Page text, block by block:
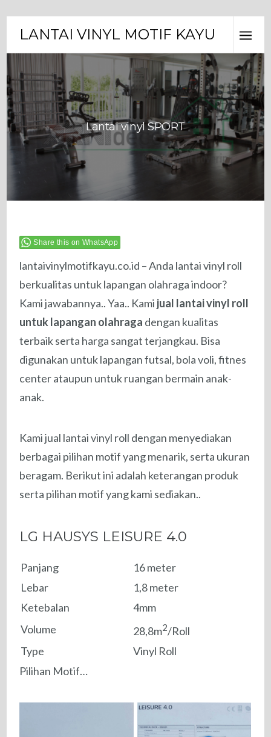
LANTAI VINYL MOTIF KAYU
Lantai vinyl SPORT
Share this on WhatsApp
lantaivinylmotifkayu.co.id – Anda lantai vinyl roll
berkualitas untuk lapangan olahraga indoor?
Kami jawabannya.. Yaa.. Kami jual lantai vinyl roll
untuk lapangan olahraga dengan kualitas
terbaik serta harga sangat terjangkau. Bisa
digunakan untuk lapangan futsal, bola voli, fitnes
center ataupun untuk ruangan bermain anak-
anak.
Kami jual lantai vinyl roll dengan menyediakan
berbagai pilihan motif yang menarik, serta ukuran
beragam. Berikut ini adalah keterangan produk
serta pilihan motif yang kami sediakan..
LG HAUSYS LEISURE 4.0
Panjang
16 meter
Lebar
1,8 meter
Ketebalan
4mm
Volume
28,8m2/Roll
Type
Vinyl Roll
Pilihan Motif…